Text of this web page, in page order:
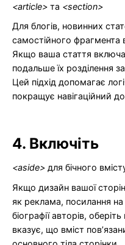
<article> та <section>
Для блогів, новинних
самостійного фрагмента
Якщо ваша стаття
подальше їх розділення
Цей підхід допомагає
покращує навігаційний
4. Включіть
<aside> для бічного
Якщо дизайн вашої
як реклама, посилання на
біографії авторів,
вказує, що вміст